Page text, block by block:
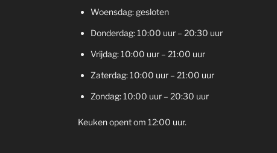
Woensdag: gesloten
Donderdag: 10:00 uur – 20:30 uur
Vrijdag: 10:00 uur – 21:00 uur
Zaterdag: 10:00 uur – 21:00 uur
Zondag: 10:00 uur – 20:30 uur
Keuken opent om 12:00 uur.